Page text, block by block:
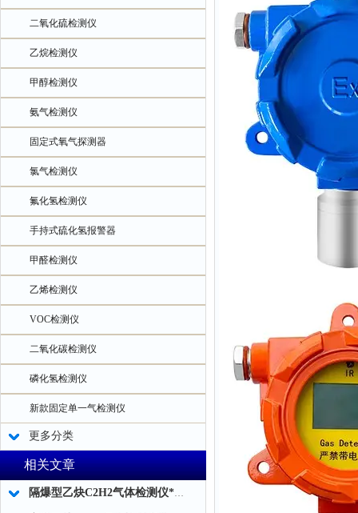
二氧化硫检测仪
乙烷检测仪
甲醇检测仪
氨气检测仪
固定式氧气探测器
氯气检测仪
氟化氢检测仪
手持式硫化氢报警器
甲醛检测仪
乙烯检测仪
VOC检测仪
二氧化碳检测仪
磷化氢检测仪
新款固定单一气检测仪
更多分类
相关文章
隔爆型乙炔C2H2气体检测仪*批发